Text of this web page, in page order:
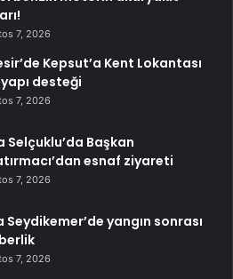
7, 2026
Kepsut’a Kent Lokantası
desteği
7, 2026
Selçuklu’da Başkan
esnaf ziyareti
7, 2026
Seydikemer’de yangın sonrası
7, 2026